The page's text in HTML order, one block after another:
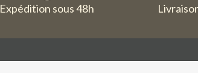
Expédition sous 48h